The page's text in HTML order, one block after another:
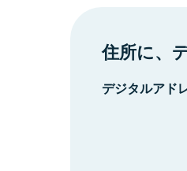
住所に、
デジタルアド